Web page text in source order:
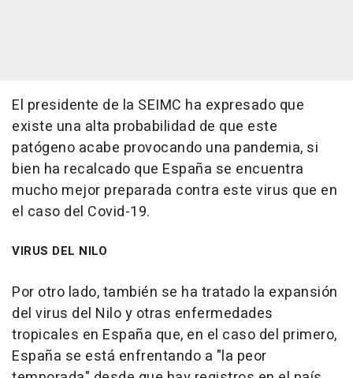
El presidente de la SEIMC ha expresado que
existe una alta probabilidad de que este
patógeno acabe provocando una pandemia, si
bien ha recalcado que España se encuentra
mucho mejor preparada contra este virus que en
el caso del Covid-19.
VIRUS DEL NILO
Por otro lado, también se ha tratado la expansión
del virus del Nilo y otras enfermedades
tropicales en España que, en el caso del primero,
España se está enfrentando a "la peor